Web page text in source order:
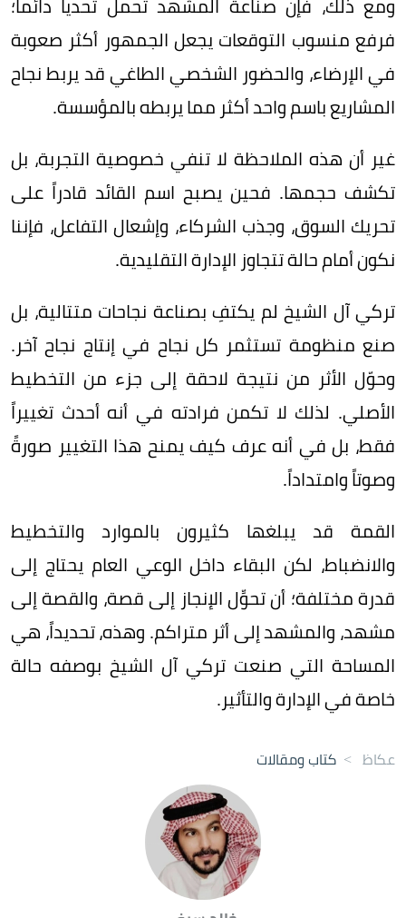
فرفع منسوب التوقعات يجعل الجمهور أكثر صعوبة
في الإرضاء، والحضور الشخصي الطاغي قد يربط نجاح
المشاريع باسم واحد أكثر مما يربطه بالمؤسسة.
غير أن هذه الملاحظة لا تنفي خصوصية التجربة، بل
تكشف حجمها. فحين يصبح اسم القائد قادراً على
تحريك السوق، وجذب الشركاء، وإشعال التفاعل، فإننا
نكون أمام حالة تتجاوز الإدارة التقليدية.
تركي آل الشيخ لم يكتفِ بصناعة نجاحات متتالية، بل
صنع منظومة تستثمر كل نجاح في إنتاج نجاح آخر.
وحوّل الأثر من نتيجة لاحقة إلى جزء من التخطيط
الأصلي. لذلك لا تكمن فرادته في أنه أحدث تغييراً
فقط، بل في أنه عرف كيف يمنح هذا التغيير صورةً
وصوتاً وامتداداً.
القمة قد يبلغها كثيرون بالموارد والتخطيط
والانضباط، لكن البقاء داخل الوعي العام يحتاج إلى
قدرة مختلفة؛ أن تحوِّل الإنجاز إلى قصة، والقصة إلى
مشهد، والمشهد إلى أثر متراكم. وهذه، تحديداً، هي
المساحة التي صنعت تركي آل الشيخ بوصفه حالة
خاصة في الإدارة والتأثير.
عكاظ > كتاب ومقالات